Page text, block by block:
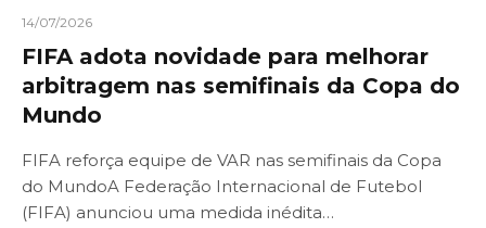
14/07/2026
FIFA adota novidade para melhorar
arbitragem nas semifinais da Copa do
Mundo
FIFA reforça equipe de VAR nas semifinais da Copa
do MundoA Federação Internacional de Futebol
(FIFA) anunciou uma medida inédita…